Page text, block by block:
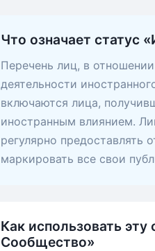
Что означает статус
Перечень лиц, в
деятельности
включаются лица,
иностранным влиянием.
регулярно предоставлять
маркировать все свои
Как использовать
Сообщество»